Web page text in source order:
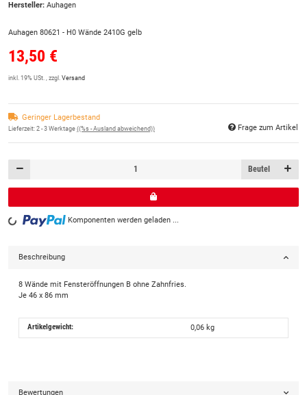
Hersteller: Auhagen
Auhagen 80621 - H0 Wände 2410G gelb
13,50 €
inkl. 19% USt. , zzgl. Versand
Geringer Lagerbestand
Lieferzeit: 2 - 3 Werktage ((%s - Ausland abweichend)) Frage zum Artikel
Beutel
Loading... Komponenten werden geladen ...
Beschreibung
8 Wände mit Fensteröffnungen B ohne Zahnfries.
Je 46 x 86 mm
Artikelgewicht: 0,06 kg
Bewertungen